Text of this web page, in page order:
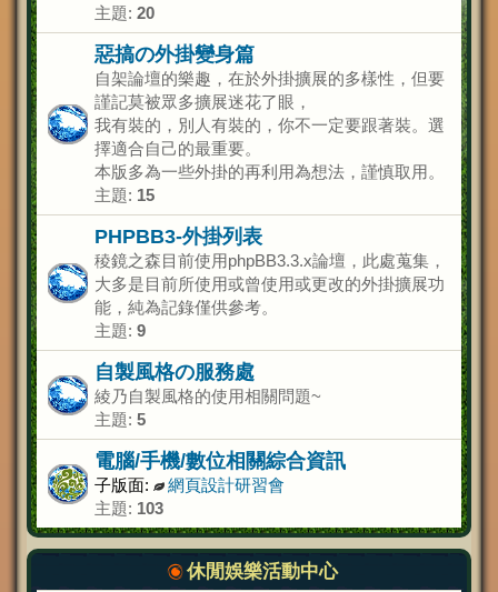
主題: 20
惡搞の外掛變身篇
自架論壇的樂趣，在於外掛擴展的多樣性，但要
謹記莫被眾多擴展迷花了眼，
我有裝的，別人有裝的，你不一定要跟著裝。選
擇適合自己的最重要。
本版多為一些外掛的再利用為想法，謹慎取用。
主題: 15
PHPBB3-外掛列表
稜鏡之森目前使用phpBB3.3.x論壇，此處蒐集，
大多是目前所使用或曾使用或更改的外掛擴展功
能，純為記錄僅供參考。
主題: 9
自製風格の服務處
綾乃自製風格的使用相關問題~
主題: 5
電腦/手機/數位相關綜合資訊
子版面:
網頁設計研習會
主題: 103
休閒娛樂活動中心